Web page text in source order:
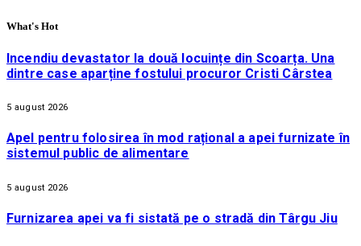
What's Hot
Incendiu devastator la două locuințe din Scoarța. Una
dintre case aparține fostului procuror Cristi Cârstea
5 august 2026
Apel pentru folosirea în mod rațional a apei furnizate în
sistemul public de alimentare
5 august 2026
Furnizarea apei va fi sistată pe o stradă din Târgu Jiu